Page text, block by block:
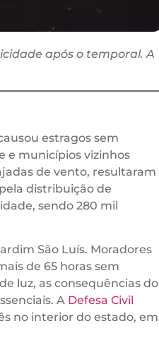
após o temporal. A
estragos sem
e municípios vizinhos
de vento, resultaram
distribuição de
sendo 280 mil
São Luís. Moradores
de 65 horas sem
luz, as consequências do
A Defesa Civil
no interior do estado, em